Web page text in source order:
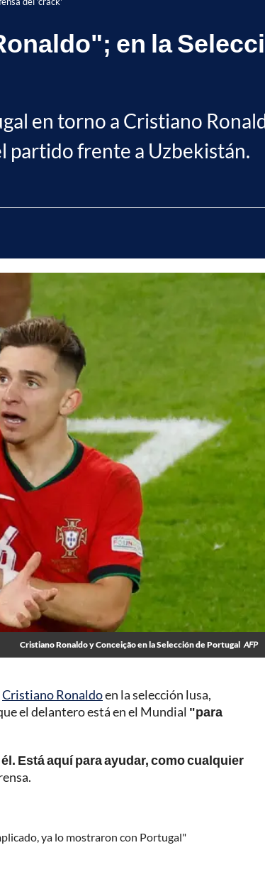
en la
en torno a Cristiano
partido frente a Uzbekistán.
Cristiano Ronaldo y Conceição en la Selección de Portugal AFP
Cristiano Ronaldoen la selección lusa,
el delantero está en el Mundial "para
Está aquí para ayudar, como cualquier
ya lo mostraron con Portugal"